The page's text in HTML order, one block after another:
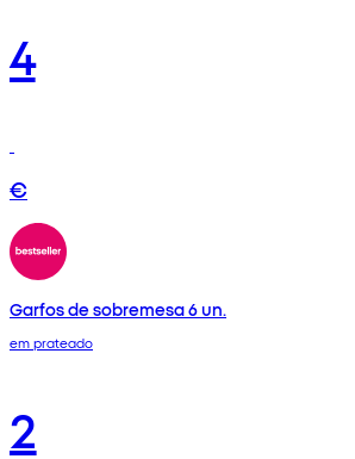
4
€
Garfos de sobremesa 6 un.
em prateado
2